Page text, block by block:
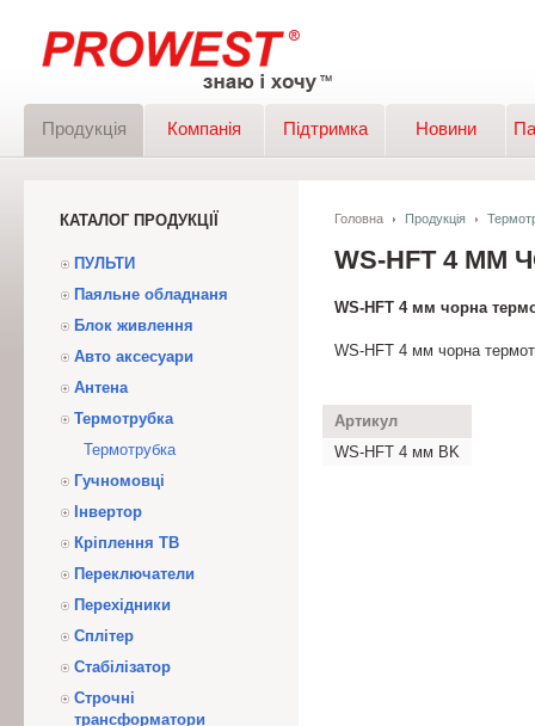
Продукція Компанія Підтримка Новини
КАТАЛОГ ПРОДУКЦІЇ
ПУЛЬТИ
Паяльне обладнаня
Блок живлення
Авто аксесуари
Антена
Термотрубка
Термотрубка
Гучномовці
Інвертор
Кріплення ТВ
Переключатели
Перехідники
Сплітер
Стабілізатор
Строчні
трансформатори
Головна Продукція
WS-HFT 4
WS-HFT 4 мм чорна
WS-HFT 4 мм чорна
Артикул
WS-HFT 4 мм BK